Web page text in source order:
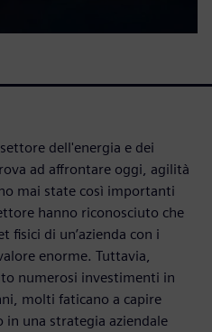
dell'energia e dei
ad affrontare oggi, agilità
mai state così importanti
hanno riconosciuto che
fisici di un’azienda con i
enorme. Tuttavia,
numerosi investimenti in
molti faticano a capire
in una strategia aziendale